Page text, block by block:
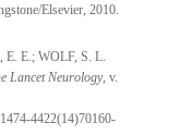
Elsevier, 2010.
E.; WOLF, S. L.
Lancet Neurology, v.
4422(14)70160-